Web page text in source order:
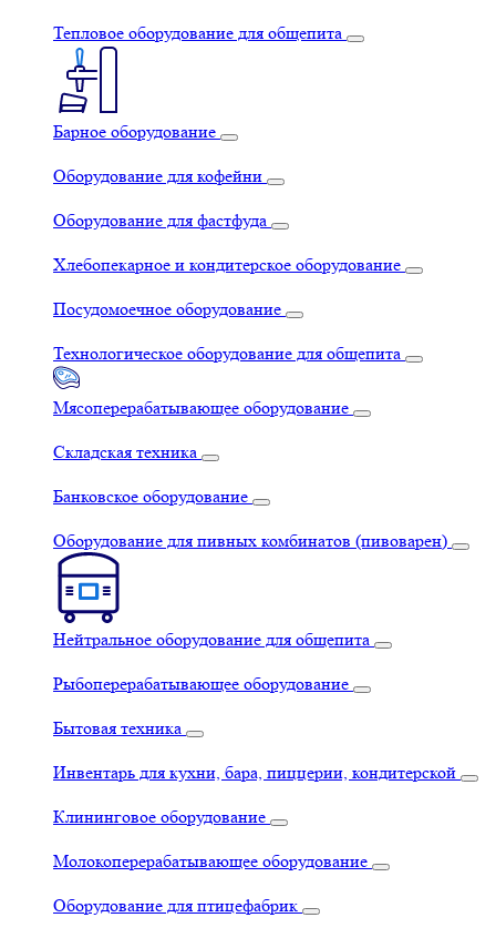
Тепловое оборудование для общепита
Барное оборудование
Оборудование для кофейни
Оборудование для фастфуда
Хлебопекарное и кондитерское оборудование
Посудомоечное оборудование
Технологическое оборудование для общепита
Мясоперерабатывающее оборудование
Складская техника
Банковское оборудование
Оборудование для пивных комбинатов (пивоварен)
Нейтральное оборудование для общепита
Рыбоперерабатывающее оборудование
Бытовая техника
Инвентарь для кухни, бара, пиццерии, кондитерской
Клининговое оборудование
Молокоперерабатывающее оборудование
Оборудование для птицефабрик